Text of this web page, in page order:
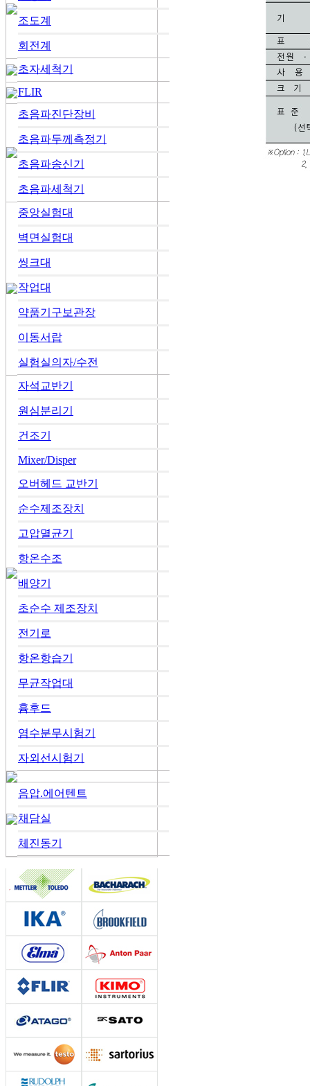
조도계
회전계
초자세척기
FLIR
초음파진단장비
초음파두께측정기
초음파송신기
초음파세척기
중앙실험대
벽면실험대
씽크대
작업대
약품기구보관장
이동서랍
실험실의자/수전
자석교반기
원심분리기
건조기
Mixer/Disper
오버헤드 교반기
순수제조장치
고압멸균기
항온수조
배양기
초순수 제조장치
전기로
항온항습기
무균작업대
흄후드
염수분무시험기
자외선시험기
음압.에어텐트
채담실
체진동기